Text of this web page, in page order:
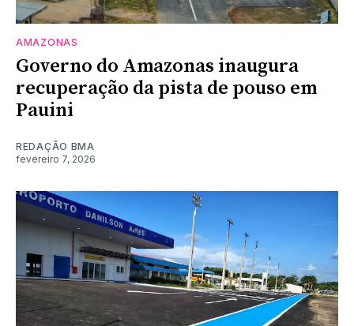
AMAZONAS
Governo do Amazonas inaugura
recuperação da pista de pouso em
Pauini
REDAÇÃO BMA
fevereiro 7, 2026